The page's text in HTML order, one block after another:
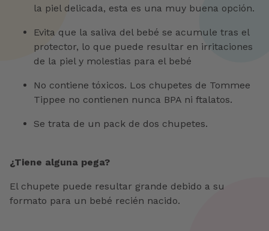
la piel delicada, esta es una muy buena opción.
Evita que la saliva del bebé se acumule tras el
protector, lo que puede resultar en irritaciones
de la piel y molestias para el bebé
No contiene tóxicos. Los chupetes de Tommee
Tippee no contienen nunca BPA ni ftalatos.
Se trata de un pack de dos chupetes.
¿Tiene alguna pega?
El chupete puede resultar grande debido a su
formato para un bebé recién nacido.